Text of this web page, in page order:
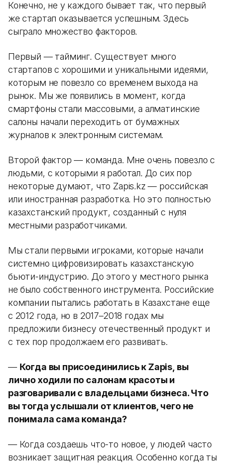
Конечно, не у каждого бывает так, что первый
же стартап оказывается успешным. Здесь
сыграло множество факторов.
Первый — тайминг. Существует много
стартапов с хорошими и уникальными идеями,
которым не повезло со временем выхода на
рынок. Мы же появились в момент, когда
смартфоны стали массовыми, а алматинские
салоны начали переходить от бумажных
журналов к электронным системам.
Второй фактор — команда. Мне очень повезло с
людьми, с которыми я работал. До сих пор
некоторые думают, что Zapis.kz — российская
или иностранная разработка. Но это полностью
казахстанский продукт, созданный с нуля
местными разработчиками.
Мы стали первыми игроками, которые начали
системно цифровизировать казахстанскую
бьюти-индустрию. До этого у местного рынка
не было собственного инструмента. Российские
компании пытались работать в Казахстане еще
с 2012 года, но в 2017–2018 годах мы
предложили бизнесу отечественный продукт и
с тех пор продолжаем его развивать.
— Когда вы присоединились к Zapis, вы
лично ходили по салонам красоты и
разговаривали с владельцами бизнеса. Что
вы тогда услышали от клиентов, чего не
понимала сама команда?
— Когда создаешь что-то новое, у людей часто
возникает защитная реакция. Особенно когда ты